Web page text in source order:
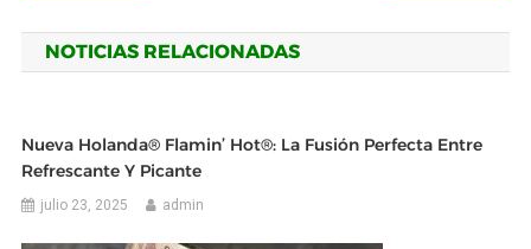
de
entradas
NOTICIAS RELACIONADAS
Nueva Holanda® Flamin’ Hot®: La Fusión Perfecta Entre
Refrescante Y Picante
julio 23, 2025 admin